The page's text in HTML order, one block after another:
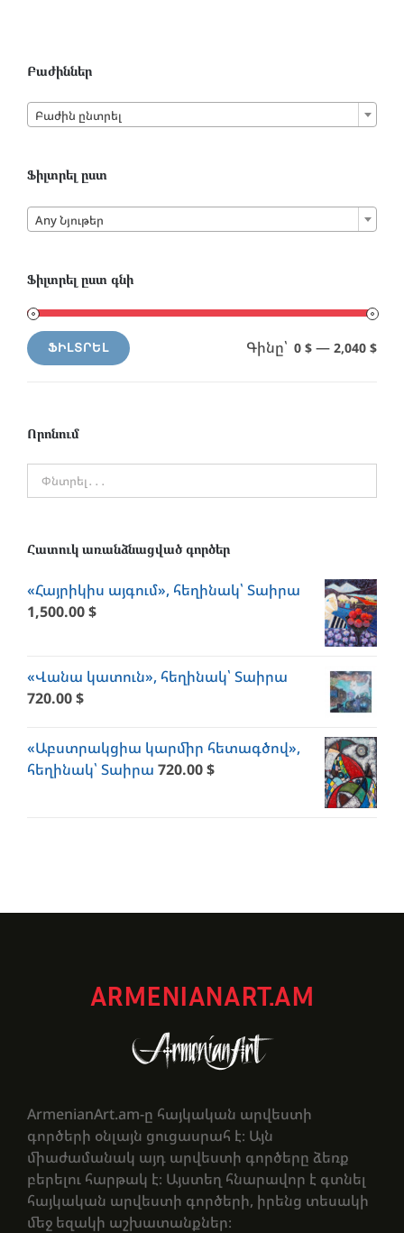
Բաժիններ
Բաժին ընտրել
Ֆիլտրել ըստ
Any Նյութեր
Ֆիլտրել ըստ գնի
Min
MaxՖԻԼՏՐԵԼ Գինը՝ 0 $ — 2,040 $
Որոնում
Հատուկ առանձնացված գործեր
«Հայրիկիս այգում», հեղինակ՝ Տաիրա
1,500.00$
«Վանա կատուն», հեղինակ՝ Տաիրա
720.00$
«Աբստրակցիա կարմիր հետագծով»,
հեղինակ՝ Տաիրա 720.00$
ARMENIANART.AM
ArmenianArt.am-ը հայկական արվեստի
գործերի օնլայն ցուցասրահ է։ Այն
միաժամանակ այդ արվեստի գործերը ձեռք
բերելու հարթակ է։ Այստեղ հնարավոր է գտնել
հայկական արվեստի գործերի, իրենց տեսակի
մեջ եզակի աշխատանքներ։